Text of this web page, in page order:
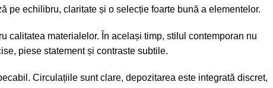
pe echilibru, claritate și o selecție foarte bună a elementelor.
calitatea materialelor. În același timp, stilul contemporan nu
piese statement și contraste subtile.
Circulațiile sunt clare, depozitarea este integrată discret,